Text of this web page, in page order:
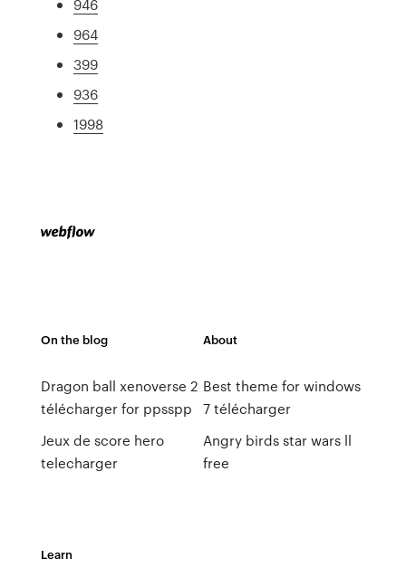
946
964
399
936
1998
On the blog
Dragon ball xenoverse 2
télécharger for ppsspp
Jeux de score hero
telecharger
About
Best theme for windows
7 télécharger
Angry birds star wars ll
free
Learn